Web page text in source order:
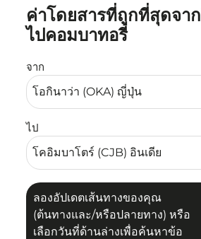
ค่าโดยสารที่ถูกที่สุดจา
ไปคอมบาทอรี่
จาก
ไป
ลองอัปเดตเส้นทางของคุณ
(ต้นทางและ/หรือปลายทาง) หรือ
เลือกวันที่ด้านล่างเพื่อค้นหาข้อ
ลองอัปเดตเส้นทางของคุณ (ต้นทา